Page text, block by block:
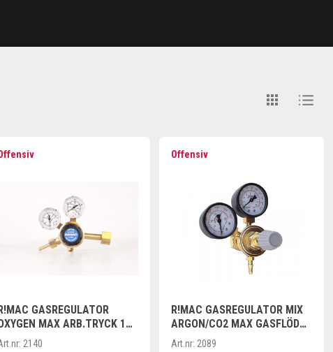
GASREGULATOR
MAX ARB.TRYCK 10
BAR
2140
Offensiv
R!MAC GASREGULATOR MIX
ARGON/CO2 MAX GASFLÖDE
16L/MIN
Art.nr: 2089